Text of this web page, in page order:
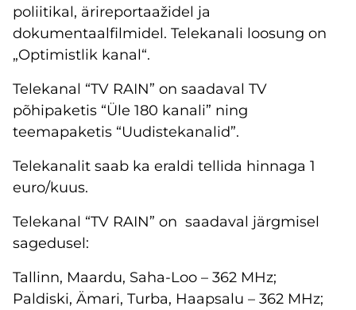
poliitikal, ärireportaažidel ja
dokumentaalfilmidel. Telekanali loosung on
„Optimistlik kanal“.
Telekanal “TV RAIN” on saadaval TV
põhipaketis “Üle 180 kanali” ning
teemapaketis “Uudistekanalid”.
Telekanalit saab ka eraldi tellida hinnaga 1
euro/kuus.
Telekanal “TV RAIN” on saadaval järgmisel
sagedusel:
Tallinn, Maardu, Saha-Loo – 362 MHz;
Paldiski, Ämari, Turba, Haapsalu – 362 MHz;